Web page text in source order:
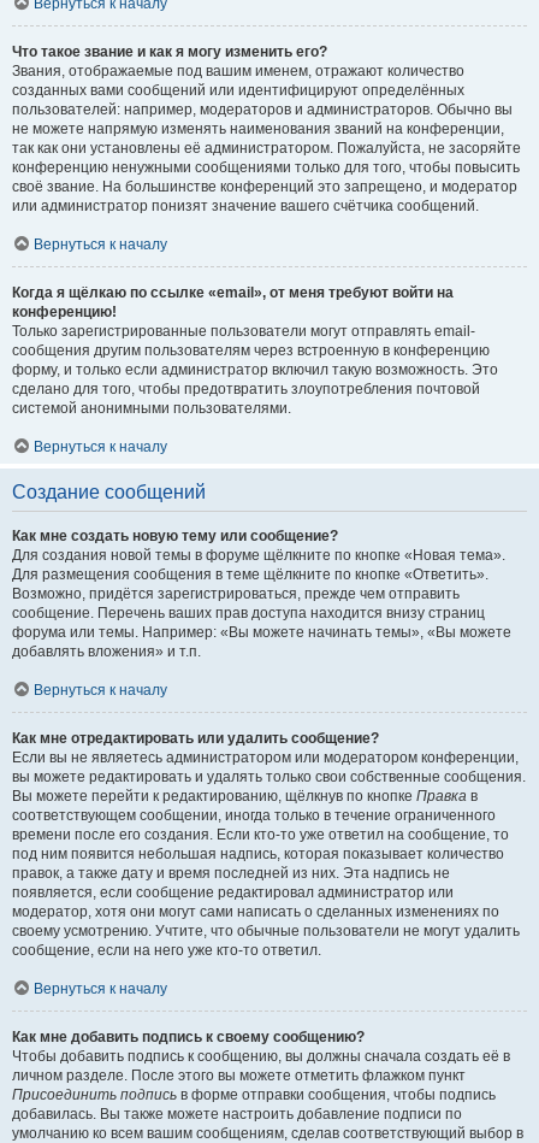
Вернуться к началу
Что такое звание и как я могу изменить его?
Звания, отображаемые под вашим именем, отражают количество
созданных вами сообщений или идентифицируют определённых
пользователей: например, модераторов и администраторов. Обычно вы
не можете напрямую изменять наименования званий на конференции,
так как они установлены её администратором. Пожалуйста, не засоряйте
конференцию ненужными сообщениями только для того, чтобы повысить
своё звание. На большинстве конференций это запрещено, и модератор
или администратор понизят значение вашего счётчика сообщений.
Вернуться к началу
Когда я щёлкаю по ссылке «email», от меня требуют войти на
конференцию!
Только зарегистрированные пользователи могут отправлять email-
сообщения другим пользователям через встроенную в конференцию
форму, и только если администратор включил такую возможность. Это
сделано для того, чтобы предотвратить злоупотребления почтовой
системой анонимными пользователями.
Вернуться к началу
Создание сообщений
Как мне создать новую тему или сообщение?
Для создания новой темы в форуме щёлкните по кнопке «Новая тема».
Для размещения сообщения в теме щёлкните по кнопке «Ответить».
Возможно, придётся зарегистрироваться, прежде чем отправить
сообщение. Перечень ваших прав доступа находится внизу страниц
форума или темы. Например: «Вы можете начинать темы», «Вы можете
добавлять вложения» и т.п.
Вернуться к началу
Как мне отредактировать или удалить сообщение?
Если вы не являетесь администратором или модератором конференции,
вы можете редактировать и удалять только свои собственные сообщения.
Вы можете перейти к редактированию, щёлкнув по кнопке Правка в
соответствующем сообщении, иногда только в течение ограниченного
времени после его создания. Если кто-то уже ответил на сообщение, то
под ним появится небольшая надпись, которая показывает количество
правок, а также дату и время последней из них. Эта надпись не
появляется, если сообщение редактировал администратор или
модератор, хотя они могут сами написать о сделанных изменениях по
своему усмотрению. Учтите, что обычные пользователи не могут удалить
сообщение, если на него уже кто-то ответил.
Вернуться к началу
Как мне добавить подпись к своему сообщению?
Чтобы добавить подпись к сообщению, вы должны сначала создать её в
личном разделе. После этого вы можете отметить флажком пункт
Присоединить подпись в форме отправки сообщения, чтобы подпись
добавилась. Вы также можете настроить добавление подписи по
умолчанию ко всем вашим сообщениям, сделав соответствующий выбор в